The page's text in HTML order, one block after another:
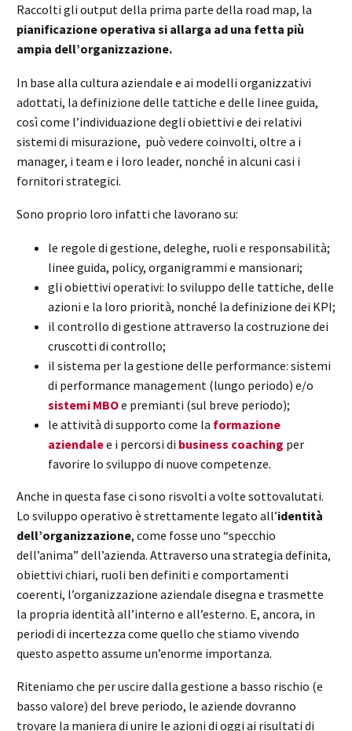
Raccolti gli output della prima parte della road map, la
pianificazione operativa si allarga ad una fetta più
ampia dell’organizzazione.
In base alla cultura aziendale e ai modelli organizzativi
adottati, la definizione delle tattiche e delle linee guida,
così come l’individuazione degli obiettivi e dei relativi
sistemi di misurazione, può vedere coinvolti, oltre a i
manager, i team e i loro leader, nonché in alcuni casi i
fornitori strategici.
Sono proprio loro infatti che lavorano su:
le regole di gestione, deleghe, ruoli e responsabilità;
linee guida, policy, organigrammi e mansionari;
gli obiettivi operativi: lo sviluppo delle tattiche, delle
azioni e la loro priorità, nonché la definizione dei KPI;
il controllo di gestione attraverso la costruzione dei
cruscotti di controllo;
il sistema per la gestione delle performance: sistemi
di performance management (lungo periodo) e/o
sistemi MBOe premianti (sul breve periodo);
le attività di supporto come la formazione
aziendalee i percorsi di business coaching per
favorire lo sviluppo di nuove competenze.
Anche in questa fase ci sono risvolti a volte sottovalutati.
Lo sviluppo operativo è strettamente legato all’identità
dell’organizzazione, come fosse uno “specchio
dell’anima” dell’azienda. Attraverso una strategia definita,
obiettivi chiari, ruoli ben definiti e comportamenti
coerenti, l’organizzazione aziendale disegna e trasmette
la propria identità all’interno e all’esterno. E, ancora, in
periodi di incertezza come quello che stiamo vivendo
questo aspetto assume un’enorme importanza.
Riteniamo che per uscire dalla gestione a basso rischio (e
basso valore) del breve periodo, le aziende dovranno
trovare la maniera di unire le azioni di oggi ai risultati di